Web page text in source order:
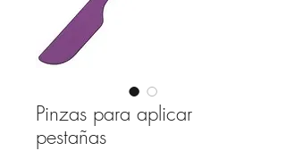
Pinzas para aplicar
pestañas